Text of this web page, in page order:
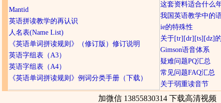
Mantid
英语拼读教学的再认识
人名表(Name List)
《英语单词拼读规则》（修订版）修订说明
英语字组表（A3）
英语字组表（A4）
《英语单词拼读规则》例词分类手册（下载）
这套资料适合什么
我国英语教学中的
ie的特殊性
关于[tr][dr][ts][dz]
Gimson语音体系
疑难问题PQ汇总
常见问题FAQ汇总
关于弱重读音节
加微信 13855830314 下载高清视频
★网友们经常提及的问题